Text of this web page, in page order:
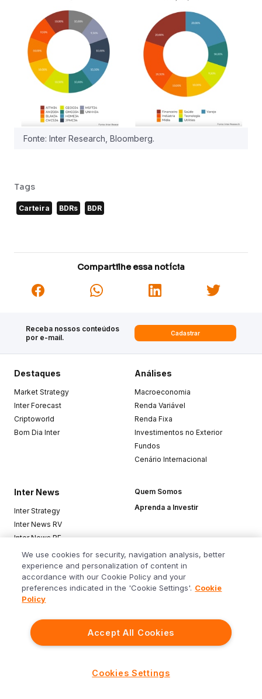
Fonte: Inter Research, Bloomberg.
Tags
Carteira BDRs BDR
Compartilhe essa notícia
Receba nossos conteúdos
por e-mail.
Cadastrar
Siga o Inter
Destaques
Market Strategy
Inter Forecast
Criptoworld
Bom Dia Inter
Análises
Macroeconomia
Renda Variável
Renda Fixa
Investimentos no Exterior
Fundos
Cenário Internacional
Inter News
Inter Strategy
Inter News RV
Inter News RF
Top Funds
Quem Somos
Aprenda a Investir
Baixe o app
We use cookies for security, navigation analysis, better
experience and personalization of content in
accordance with our Cookie Policy and your
preferences indicated in the 'Cookie Settings'. Cookie
Policy
Accept All Cookies
Cookies Settings